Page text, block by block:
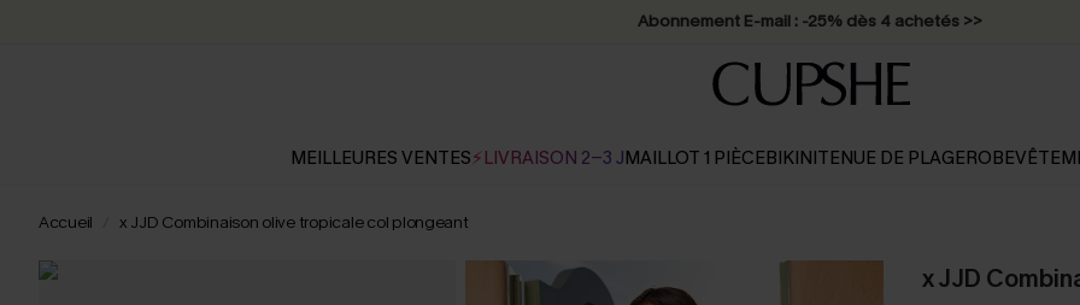
Abonnement E-mail : -25% dès 4 achetés >>
MEILLEURES VENTES⚡LIVRAISON 2-3 JMAILLOT 1 PIÈCEBIKINITENUE DE PLAGEROBE
Accueil x JJD Combinaison olive tropicale col plongeant
x JJD